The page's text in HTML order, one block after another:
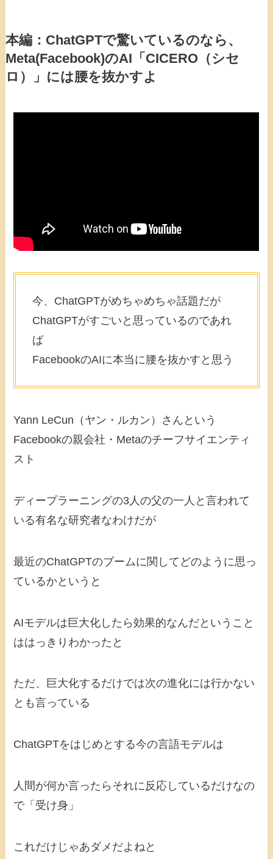
本編：ChatGPTで驚いているのなら、
Meta(Facebook)のAI「CICERO（シセ
ロ）」には腰を抜かすよ
今、ChatGPTがめちゃめちゃ話題だが
ChatGPTがすごいと思っているのであれ
ば
FacebookのAIに本当に腰を抜かすと思う
Yann LeCun（ヤン・ルカン）さんという
Facebookの親会社・Metaのチーフサイエンティ
スト
ディープラーニングの3人の父の一人と言われて
いる有名な研究者なわけだが
最近のChatGPTのブームに関してどのように思っ
ているかというと
AIモデルは巨大化したら効果的なんだということ
ははっきりわかったと
ただ、巨大化するだけでは次の進化には行かない
とも言っている
ChatGPTをはじめとする今の言語モデルは
人間が何か言ったらそれに反応しているだけなの
で「受け身」
これだけじゃあダメだよねと